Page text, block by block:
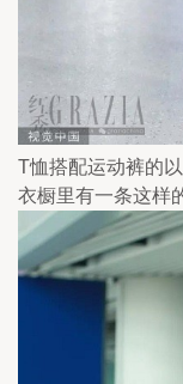
T恤搭配运动裤的
衣橱里有一条这样